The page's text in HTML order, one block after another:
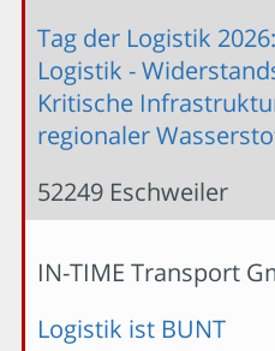
Tag der Logistik
Logistik -
Kritische
regionaler
52249 Eschweiler
IN-TIME Transport
Logistik ist BUNT